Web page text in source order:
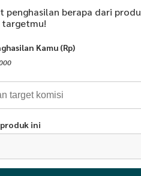
penghasilan berapa dari
targetmu!
Kamu (Rp)
ini